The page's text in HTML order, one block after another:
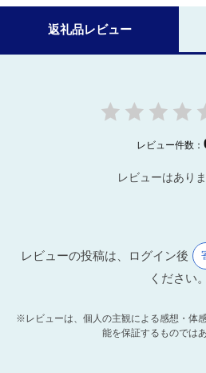
返礼品レビュー
レビュー件数：
レビューはありま
レビューの投稿は、ログイン後
ください。
※レビューは、個人の主観による感想・体
能を保証するものでは